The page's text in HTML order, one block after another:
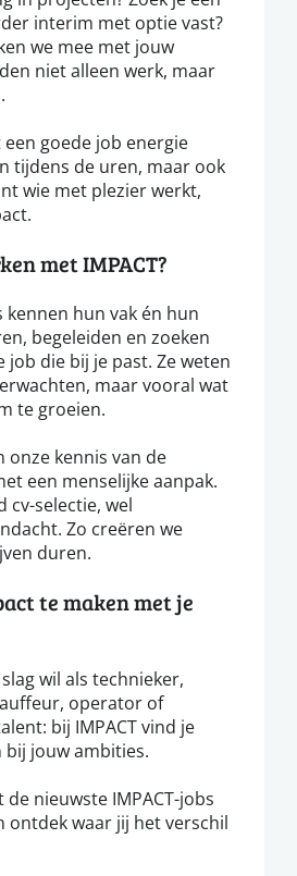
interim met optie vast?
we mee met jouw
niet alleen werk, maar
goede job energie
tijdens de uren, maar ook
wie met plezier werkt,
met IMPACT?
kennen hun vak én hun
begeleiden en zoeken
job die bij je past. Ze weten
maar vooral wat
te groeien.
onze kennis van de
een menselijke aanpak.
cv-selectie, wel
Zo creëren we
duren.
te maken met je
wil als technieker,
operator of
bij IMPACT vind je
bij jouw ambities.
de nieuwste IMPACT-jobs
ontdek waar jij het verschil